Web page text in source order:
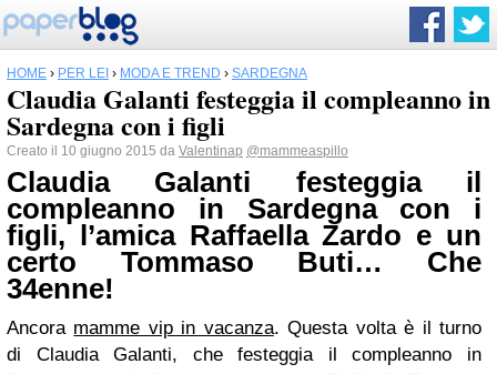
HOME › PER LEI › MODA E TREND › SARDEGNA
Claudia Galanti festeggia il compleanno in
Sardegna con i figli
Creato il 10 giugno 2015 da Valentinap @mammeaspillo
Claudia Galanti festeggia il
compleanno in Sardegna con i
figli, l’amica Raffaella Zardo e un
certo Tommaso Buti… Che
34enne!
Ancora mamme vip in vacanza. Questa volta è il turno
di Claudia Galanti, che festeggia il compleanno in